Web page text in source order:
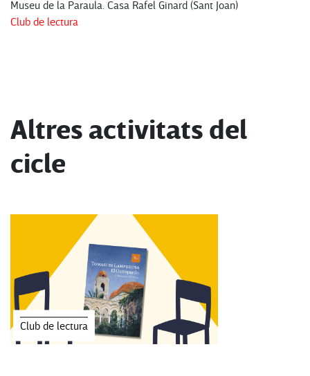
Museu de la Paraula. Casa Rafel Ginard (Sant Joan)
Club de lectura
Altres activitats del
cicle
Club de lectura